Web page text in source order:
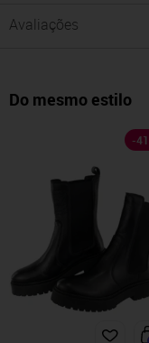
Avaliações
Do mesmo estilo
-41